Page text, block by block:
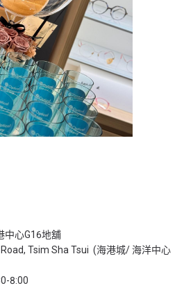
中心G16地舖
Tsim Sha Tsui (海港城/ 海洋中心
8:00